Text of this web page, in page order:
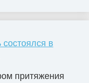
в
притяжения